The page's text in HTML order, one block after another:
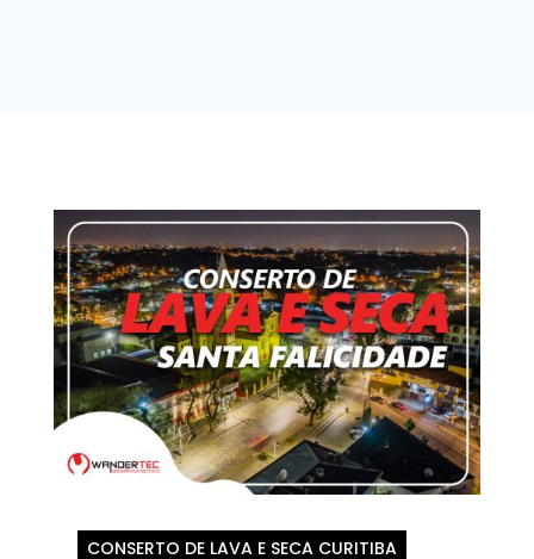
CONSERTO DE LAVA E SECA CURITIBA